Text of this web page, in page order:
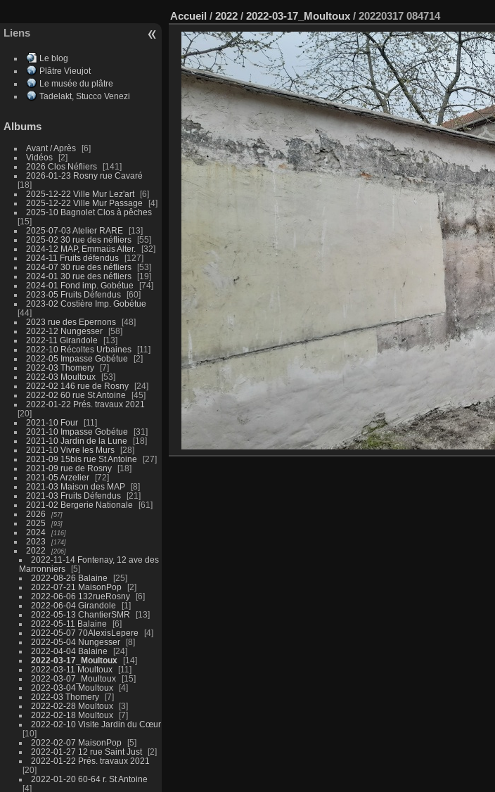
Liens
Le blog
Plâtre Vieujot
Le musée du plâtre
Tadelakt, Stucco Venezi
Albums
Avant / Après
6
Vidéos
2
2026 Clos Néfliers
141
2026-01-23 Rosny rue Cavaré
18
2025-12-22 Ville Mur Lez'art
6
2025-12-22 Ville Mur Passage
4
2025-10 Bagnolet Clos à pêches
15
2025-07-03 Atelier RARE
13
2025-02 30 rue des néfliers
55
2024-12 MAP, Emmaüs Alter.
32
2024-11 Fruits défendus
127
2024-07 30 rue des néfliers
53
2024-01 30 rue des néfliers
19
2024-01 Fond imp. Gobétue
74
2023-05 Fruits Défendus
60
2023-02 Costière Imp. Gobétue
44
2023 rue des Epernons
48
2022-12 Nungesser
58
2022-11 Girandole
13
2022-10 Récoltes Urbaines
11
2022-05 Impasse Gobétue
2
2022-03 Thomery
7
2022-03 Moultoux
53
2022-02 146 rue de Rosny
24
2022-02 60 rue St Antoine
45
2022-01-22 Prés. travaux 2021
20
2021-10 Four
11
2021-10 Impasse Gobétue
31
2021-10 Jardin de la Lune
18
2021-10 Vivre les Murs
28
2021-09 15bis rue St Antoine
27
2021-09 rue de Rosny
18
2021-05 Arzelier
72
2021-03 Maison des MAP
8
2021-03 Fruits Défendus
21
2021-02 Bergerie Nationale
61
2026
57
2025 93
2024 116
2023 174
2022 206
2022-11-14 Fontenay, 12 ave des
Marronniers
5
2022-08-26 Balaine
25
2022-07-21 MaisonPop
2
2022-06-06 132rueRosny
6
2022-06-04 Girandole
1
2022-05-13 ChantierSMR
13
2022-05-11 Balaine
6
2022-05-07 70AlexisLepere
4
2022-05-04 Nungesser
8
2022-04-04 Balaine
24
2022-03-17_Moultoux
14
2022-03-11 Moultoux
11
2022-03-07_Moultoux
15
2022-03-04 Moultoux
4
2022-03 Thomery
7
2022-02-28 Moultoux
3
2022-02-18 Moultoux
7
2022-02-10 Visite Jardin du Cœur
10
2022-02-07 MaisonPop
5
2022-01-27 12 rue Saint Just
2
2022-01-22 Prés. travaux 2021
20
2022-01-20 60-64 r. St Antoine
4
Accueil / 2022 / 2022-03-17_Moultoux / 20220317 084714